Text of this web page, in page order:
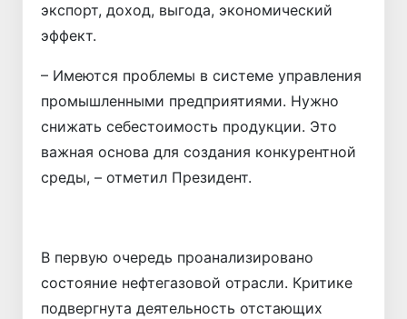
экспорт, доход, выгода, экономический
эффект.
– Имеются проблемы в системе управления
промышленными предприятиями. Нужно
снижать себестоимость продукции. Это
важная основа для создания конкурентной
среды, – отметил Президент.
В первую очередь проанализировано
состояние нефтегазовой отрасли. Критике
подвергнута деятельность отстающих